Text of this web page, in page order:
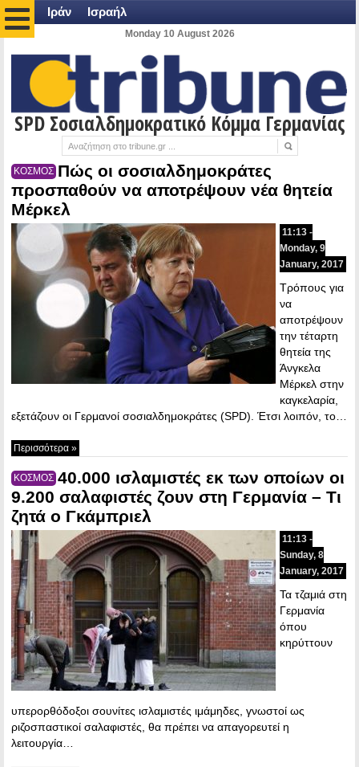
Ιράν Ισραήλ
Monday 10 August 2026
SPD Σοσιαλδημοκρατικό Κόμμα Γερμανίας
ΚΟΣΜΟΣ Πώς οι σοσιαλδημοκράτες
προσπαθούν να αποτρέψουν νέα θητεία
Μέρκελ
11:13 -
Monday, 9
January, 2017
Τρόπους για
να
αποτρέψουν
την τέταρτη
θητεία της
Άνγκελα
Μέρκελ στην
καγκελαρία,
εξετάζουν οι Γερμανοί σοσιαλδημοκράτες (SPD). Έτσι λοιπόν, το…
Περισσότερα »
ΚΟΣΜΟΣ 40.000 ισλαμιστές εκ των οποίων οι
9.200 σαλαφιστές ζουν στη Γερμανία – Τι
ζητά ο Γκάμπριελ
11:13 -
Sunday, 8
January, 2017
Τα τζαμιά στη
Γερμανία
όπου
κηρύττουν
υπερορθόδοξοι σουνίτες ισλαμιστές ιμάμηδες, γνωστοί ως
ριζοσπαστικοί σαλαφιστές, θα πρέπει να απαγορευτεί η
λειτουργία…